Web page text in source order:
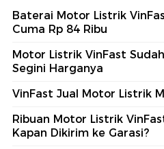
Baterai Motor Listrik
Cuma Rp 84 Ribu
Motor Listrik VinFast
Segini Harganya
VinFast Jual Motor Listrik
Ribuan Motor Listrik
Kapan Dikirim ke Garasi?